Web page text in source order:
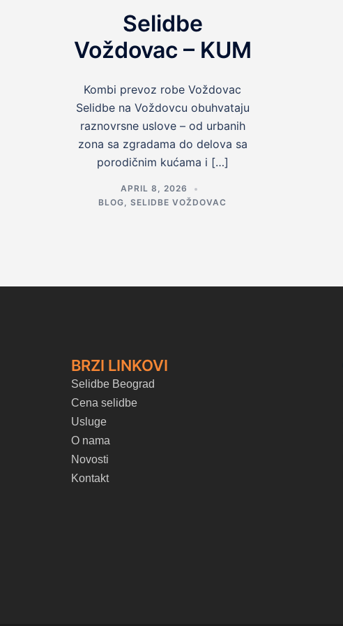
Selidbe
Voždovac – KUM
Kombi prevoz robe Voždovac
Selidbe na Voždovcu obuhvataju
raznovrsne uslove – od urbanih
zona sa zgradama do delova sa
porodičnim kućama i […]
APRIL 8, 2026
BLOG ,SELIDBE VOŽDOVAC
BRZI LINKOVI
Selidbe Beograd
Cena selidbe
Usluge
O nama
Novosti
Kontakt